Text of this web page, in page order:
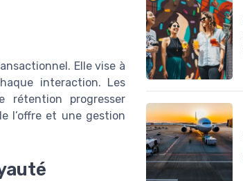
Elle vise à
interaction. Les
rétention progresser
l’offre et une gestion